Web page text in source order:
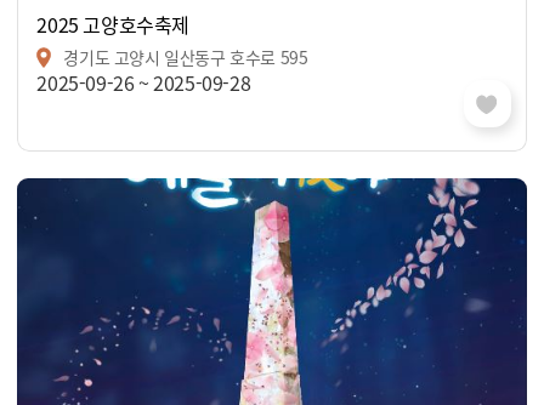
2025 고양호수축제
경기도 고양시 일산동구 호수로 595
2025-09-26 ~ 2025-09-28